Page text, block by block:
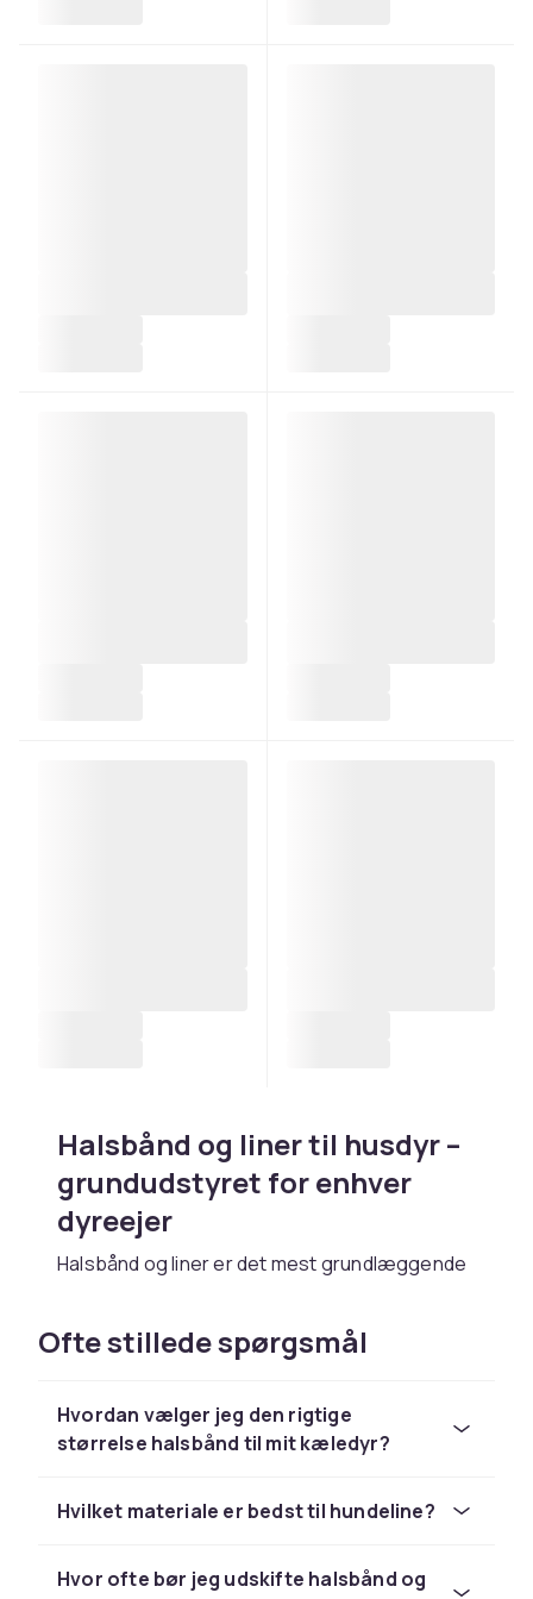
Halsbånd og liner til husdyr –
grundudstyret for enhver
dyreejer
Halsbånd og liner er det mest grundlæggende
rigtige halsbånd og den rigtige line gør stor
under gåturen, og valget bør tilpasses
husdyrets størrelse, race og temperament. På
CDON tilbyder vi et bredt sortiment af
husdyr, i alt fra stilfuldt design til funktionelle
personligt ID-skilt, så dit husdyr altid kan
Ofte stillede spørgsmål
Hvordan vælger jeg den rigtige
størrelse halsbånd til mit kæledyr?
Hvilket materiale er bedst til hundeline?
Hvor ofte bør jeg udskifte halsbånd og